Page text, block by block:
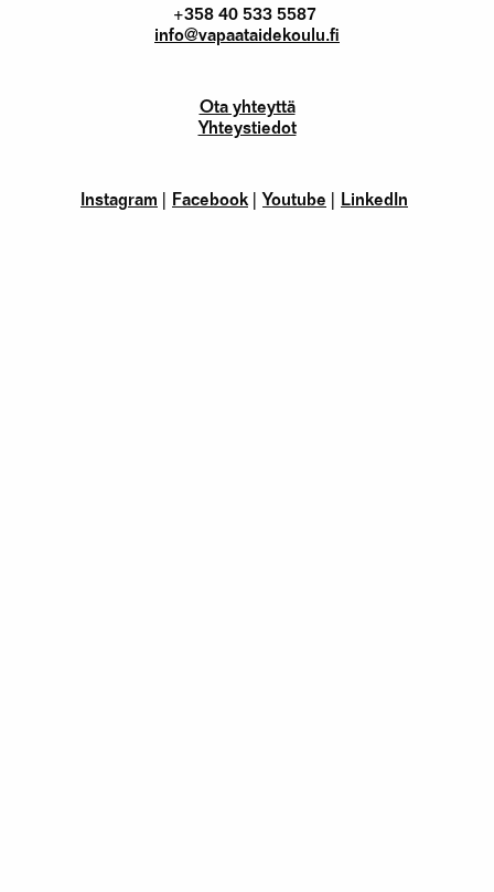
+358 40 533 5587
info@vapaataidekoulu.fi
Ota yhteyttä
Yhteystiedot
Instagram Facebook Youtube LinkedIn